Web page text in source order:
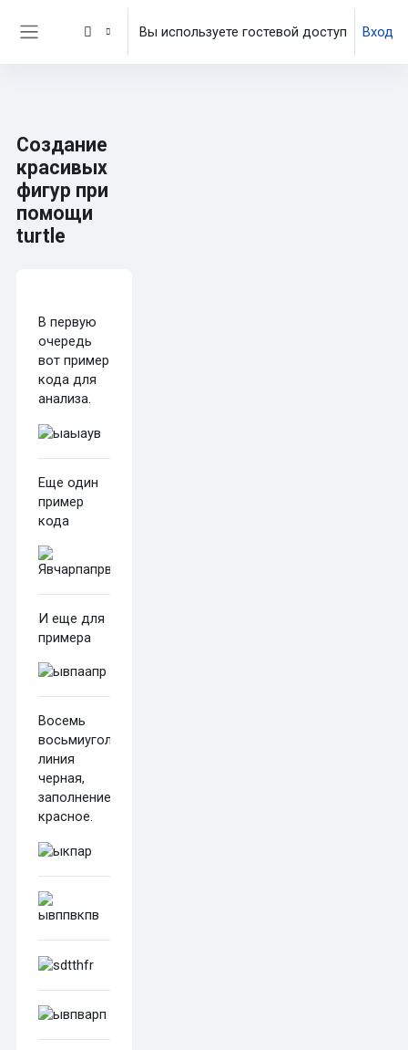
Перейти к основному содержанию
Вы используете гостевой доступ Вход
Создание
красивых
фигур при
помощи
turtle
В первую
очередь
вот пример
кода для
анализа.
Еще один
пример
кода
И еще для
примера
Восемь
восьмиугольников,
линия
черная,
заполнение
красное.